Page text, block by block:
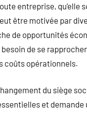
entreprise, qu’elle
être motivée par
de opportunités
de se
coûts opérationnels.
du siège
et demande